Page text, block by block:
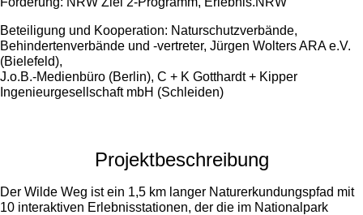
Beteiligung und Kooperation: Naturschutzverbände,
Behindertenverbände und -vertreter, Jürgen Wolters ARA e.V.
(Bielefeld),
J.o.B.-Medienbüro (Berlin), C + K Gotthardt + Kipper
Ingenieurgesellschaft mbH (Schleiden)
Projektbeschreibung
Der Wilde Weg ist ein 1,5 km langer Naturerkundungspfad mit
10 interaktiven Erlebnisstationen, der die im Nationalpark